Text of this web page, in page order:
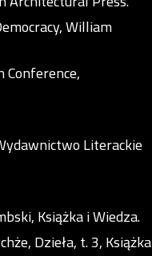
William
Literackie
Książka i Wiedza.
Dzieła, t. 3, Książka